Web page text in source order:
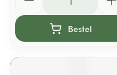
Bestel